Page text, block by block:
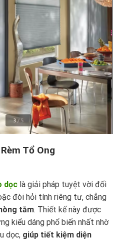
Tổ Ong
dọc là giải pháp tuyệt vời đối
đòi hỏi tính riêng tư, chẳng
tắm. Thiết kế này được
kiểu dáng phổ biến nhất nhờ
dọc, giúp tiết kiệm diện